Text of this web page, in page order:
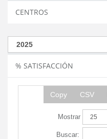
CENTROS
% SATISFACCIÓN
Copy CSV
Mostrar
Buscar: